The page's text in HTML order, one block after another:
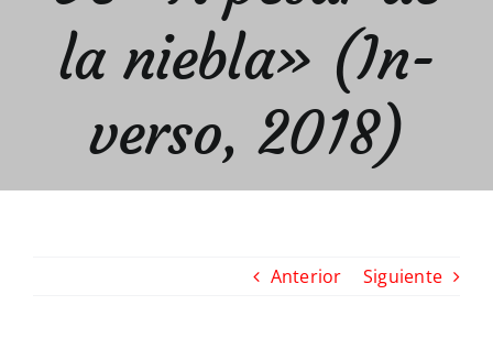
la niebla» (In-
verso, 2018)
Anterior Siguiente